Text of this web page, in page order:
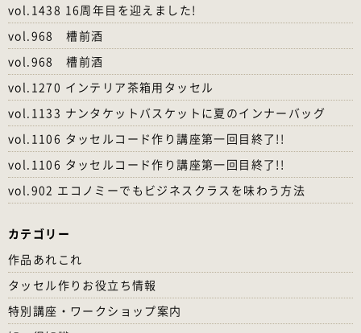
vol.1438 16周年目を迎えました!
vol.968 槽前酒
vol.968 槽前酒
vol.1270 インテリア茶箱用タッセル
vol.1133 ナンタケットバスケットに夏のインナーバッグ
vol.1106 タッセルコード作り講座第一回目終了!!
vol.1106 タッセルコード作り講座第一回目終了!!
vol.902 エコノミーでもビジネスクラスを味わう方法
カテゴリー
作品あれこれ
タッセル作りお役立ち情報
特別講座・ワークショップ案内